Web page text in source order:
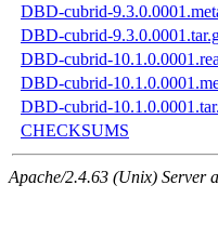
DBD-cubrid-
DBD-cubrid-
DBD-cubrid-
DBD-cubrid-
DBD-cubrid-
CHECKSUMS
Apache/2.4.63 (Unix) Server